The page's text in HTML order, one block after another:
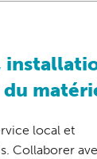
local et
Collaborer